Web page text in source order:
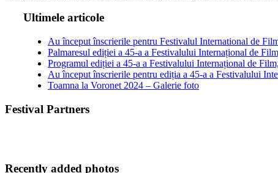
Ultimele articole
Au început înscrierile pentru Festivalul International de
Palmaresul ediției a 45-a a Festivalului Internațional de
Programul ediției a 45-a a Festivalului Internațional de
Au început înscrierile pentru ediția a 45-a a Festivalului
Toamna la Voronet 2024 – Galerie foto
Festival Partners
Recently added photos